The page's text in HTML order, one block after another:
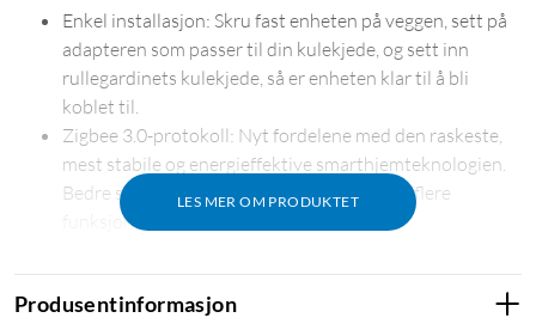
LES MER OM PRODUKTET
Enkel installasjon: Skru fast enheten på veggen, sett på
adapteren som passer til din kulekjede, og sett inn
rullegardinets kulekjede, så er enheten klar til å bli
koblet til.
Zigbee 3.0-protokoll: Nyt fordelene med den raskeste,
mest stabile og energieffektive smarthjemteknologien.
Bedre stabilitet, kompatibilitet, support og flere
funksjoner.
populære økosystemer og kan styres med
taleassistenter. Støtte for HomeKit, Alexa, Google,
Produsentinformasjon